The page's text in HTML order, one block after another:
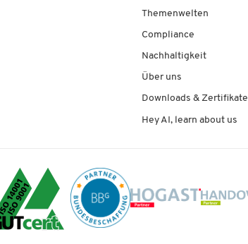
Themenwelten
Compliance
Nachhaltigkeit
Über uns
Downloads & Zertifikate
Hey AI, learn about us